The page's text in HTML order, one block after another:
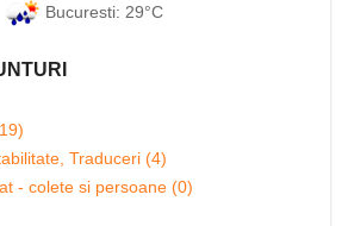
Bucuresti: 29°C
Traduceri (4)
- colete si persoane (0)